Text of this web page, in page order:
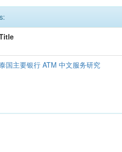
国主要银行 ATM 中文服务研究